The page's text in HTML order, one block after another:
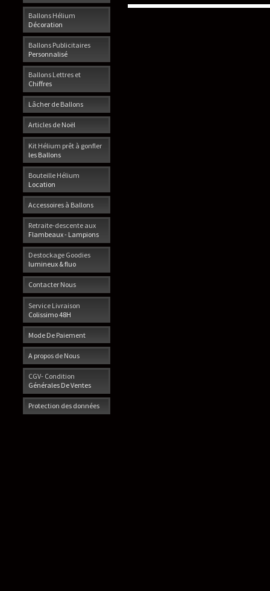
Ballons Hélium
Décoration
Ballons Publicitaires
Personnalisé
Ballons Lettres et
Chiffres
Lâcher de Ballons
Articles de Noël
Kit Hélium prêt à gonfler
les Ballons
Bouteille Hélium
Location
Accessoires à Ballons
Retraite-descente aux
Flambeaux - Lampions
Destockage Goodies
lumineux & fluo
Contacter Nous
Service Livraison
Colissimo 48H
Mode De Paiement
A propos de Nous
CGV- Condition
Générales De Ventes
Protection des données